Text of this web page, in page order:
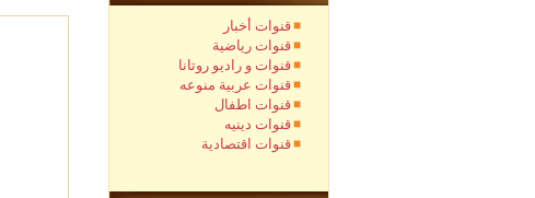
قنوات أخبار
قنوات رياضية
قنوات و راديو روتانا
قنوات عربية منوعه
قنوات اطفال
قنوات دينيه
قنوات اقتصادية